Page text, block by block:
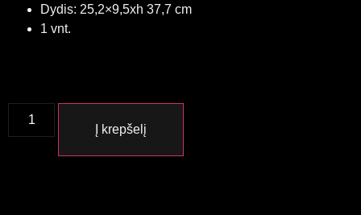
Dydis: 25,2×9,5xh 37,7 cm
1 vnt.
Į krepšelį